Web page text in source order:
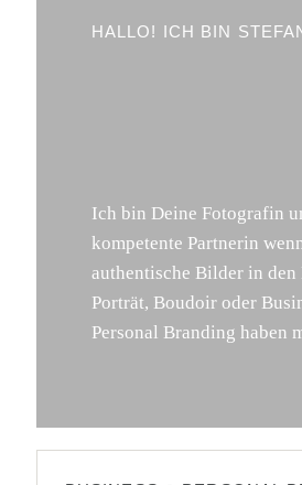
HALLO! ICH BIN
Ich bin Deine Fotografin
kompetente Partnerin
authentische Bilder in den
Porträt, Boudoir oder
Personal Branding haben